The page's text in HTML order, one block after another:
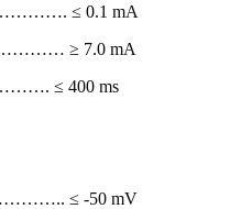
≤ 0.1 mA
≥ 7.0 mA
≤ 400 ms
≤ -50 mV